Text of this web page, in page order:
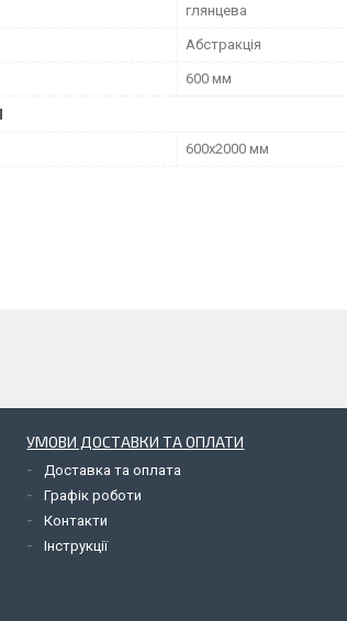
глянцева
Абстракція
600 мм
600х2000 мм
УМОВИ ДОСТАВКИ ТА ОПЛАТИ
Доставка та оплата
Графік роботи
Контакти
Інструкції